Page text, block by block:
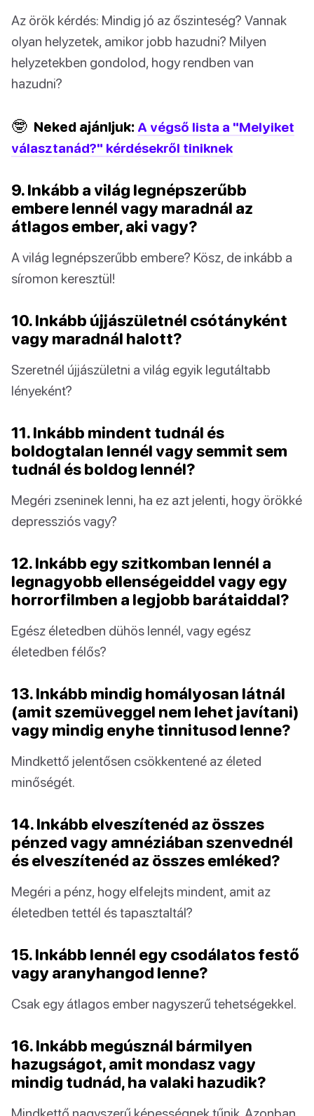
Az örök kérdés: Mindig jó az őszinteség? Vannak
olyan helyzetek, amikor jobb hazudni? Milyen
helyzetekben gondolod, hogy rendben van
hazudni?
🤓 Neked ajánljuk: A végső lista a "Melyiket
választanád?" kérdésekről tiniknek
9. Inkább a világ legnépszerűbb
embere lennél vagy maradnál az
átlagos ember, aki vagy?
A világ legnépszerűbb embere? Kösz, de inkább a
síromon keresztül!
10. Inkább újjászületnél csótányként
vagy maradnál halott?
Szeretnél újjászületni a világ egyik legutáltabb
lényeként?
11. Inkább mindent tudnál és
boldogtalan lennél vagy semmit sem
tudnál és boldog lennél?
Megéri zseninek lenni, ha ez azt jelenti, hogy örökké
depressziós vagy?
12. Inkább egy szitkomban lennél a
legnagyobb ellenségeiddel vagy egy
horrorfilmben a legjobb barátaiddal?
Egész életedben dühös lennél, vagy egész
életedben félős?
13. Inkább mindig homályosan látnál
(amit szemüveggel nem lehet javítani)
vagy mindig enyhe tinnitusod lenne?
Mindkettő jelentősen csökkentené az életed
minőségét.
14. Inkább elveszítenéd az összes
pénzed vagy amnéziában szenvednél
és elveszítenéd az összes emléked?
Megéri a pénz, hogy elfelejts mindent, amit az
életedben tettél és tapasztaltál?
15. Inkább lennél egy csodálatos festő
vagy aranyhangod lenne?
Csak egy átlagos ember nagyszerű tehetségekkel.
16. Inkább megúsznál bármilyen
hazugságot, amit mondasz vagy
mindig tudnád, ha valaki hazudik?